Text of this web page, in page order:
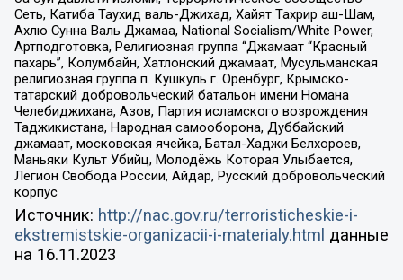
Сеть, Катиба Таухид валь-Джихад, Хайят Тахрир аш-Шам,
Ахлю Сунна Валь Джамаа, National Socialism/White Power,
Артподготовка, Религиозная группа “Джамаат “Красный
пахарь”, Колумбайн, Хатлонский джамаат, Мусульманская
религиозная группа п. Кушкуль г. Оренбург, Крымско-
татарский добровольческий батальон имени Номана
Челебиджихана, Азов, Партия исламского возрождения
Таджикистана, Народная самооборона, Дуббайский
джамаат, московская ячейка, Батал-Хаджи Белхороев,
Маньяки Культ Убийц, Молодёжь Которая Улыбается,
Легион Свобода России, Айдар, Русский добровольческий
корпус
Источник: http://nac.gov.ru/terroristicheskie-i-
ekstremistskie-organizacii-i-materialy.html данные
на 16.11.2023